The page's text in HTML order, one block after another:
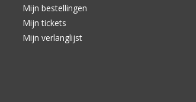
Mijn bestellingen
Mijn tickets
Mijn verlanglijst